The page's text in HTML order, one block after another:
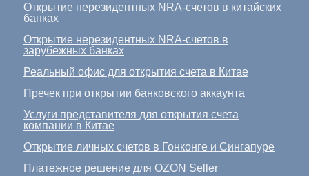
Платежное решение для OZON Seller
Открытие нерезидентных NRA-счетов в китайских
банках
Открытие нерезидентных NRA-счетов в
зарубежных банках
Реальный офис для открытия счета в Китае
Пречек при открытии банковского аккаунта
Услуги представителя для открытия счета
компании в Китае
Открытие личных счетов в Гонконге и Сингапуре